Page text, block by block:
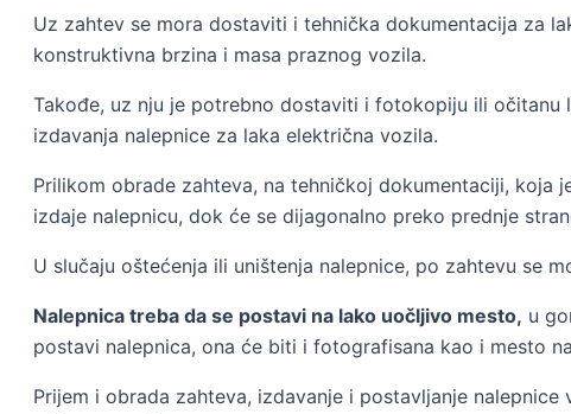
Uz zahtev se mora dostaviti i tehnička dokumentacija za
konstruktivna brzina i masa praznog vozila.
Takođe, uz nju je potrebno dostaviti i fotokopiju ili očitanu
izdavanja nalepnice za laka električna vozila.
Prilikom obrade zahteva, na tehničkoj dokumentaciji, koja
izdaje nalepnicu, dok će se dijagonalno preko prednje
U slučaju oštećenja ili uništenja nalepnice, po zahtevu se
Nalepnica treba da se postavi na lako uočljivo mesto, u
postavi nalepnica, ona će biti i fotografisana kao i mesto
Prijem i obrada zahteva, izdavanje i postavljanje nalepnice